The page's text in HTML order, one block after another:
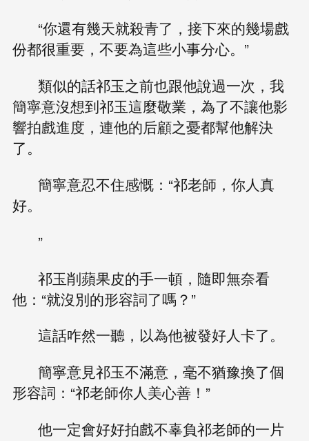
“你還有幾天就殺青了，接下來的幾場戲
份都很重要，不要為這些小事分心。”
類似的話祁玉之前也跟他說過一次，我
簡寧意沒想到祁玉這麼敬業，為了不讓他影
響拍戲進度，連他的后顧之憂都幫他解決
了。
簡寧意忍不住感慨：“祁老師，你人真
好。
”
祁玉削蘋果皮的手一頓，隨即無奈看
他：“就沒別的形容詞了嗎？”
這話咋然一聽，以為他被發好人卡了。
簡寧意見祁玉不滿意，毫不猶豫換了個
形容詞：“祁老師你人美心善！”
他一定會好好拍戲不辜負祁老師的一片